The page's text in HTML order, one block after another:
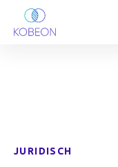
JURIDISCH